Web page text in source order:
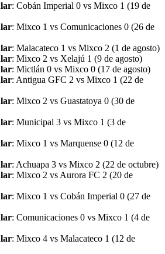
: Cobán Imperial 0 vs Mixco 1 (19 de
: Mixco 1 vs Comunicaciones 0 (26 de
: Malacateco 1 vs Mixco 2 (1 de agosto)
: Mixco 2 vs Xelajú 1 (9 de agosto)
: Mictlán 0 vs Mixco 0 (17 de agosto)
: Antigua GFC 2 vs Mixco 1 (22 de
: Mixco 2 vs Guastatoya 0 (30 de
: Municipal 3 vs Mixco 1 (3 de
: Mixco 1 vs Marquense 0 (12 de
: Achuapa 3 vs Mixco 2 (22 de octubre)
: Mixco 2 vs Aurora FC 2 (20 de
: Mixco 1 vs Cobán Imperial 0 (27 de
: Comunicaciones 0 vs Mixco 1 (4 de
: Mixco 4 vs Malacateco 1 (12 de